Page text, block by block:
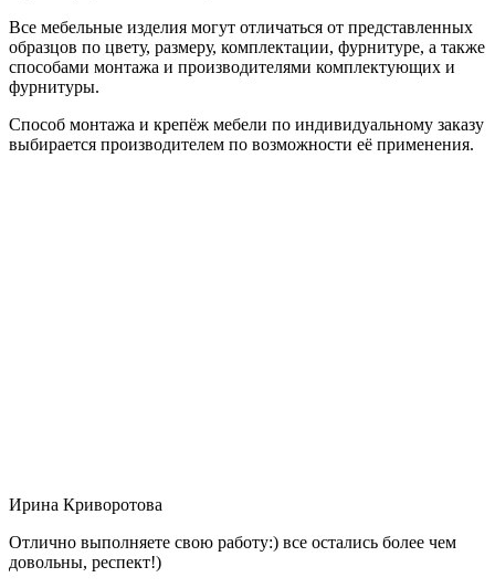
Все мебельные изделия могут отличаться от представленных
образцов по цвету, размеру, комплектации, фурнитуре, а также
способами монтажа и производителями комплектующих и
фурнитуры.
Способ монтажа и крепёж мебели по индивидуальному заказу
выбирается производителем по возможности её применения.
Ирина Криворотова
Отлично выполняете свою работу:) все остались более чем
довольны, респект!)